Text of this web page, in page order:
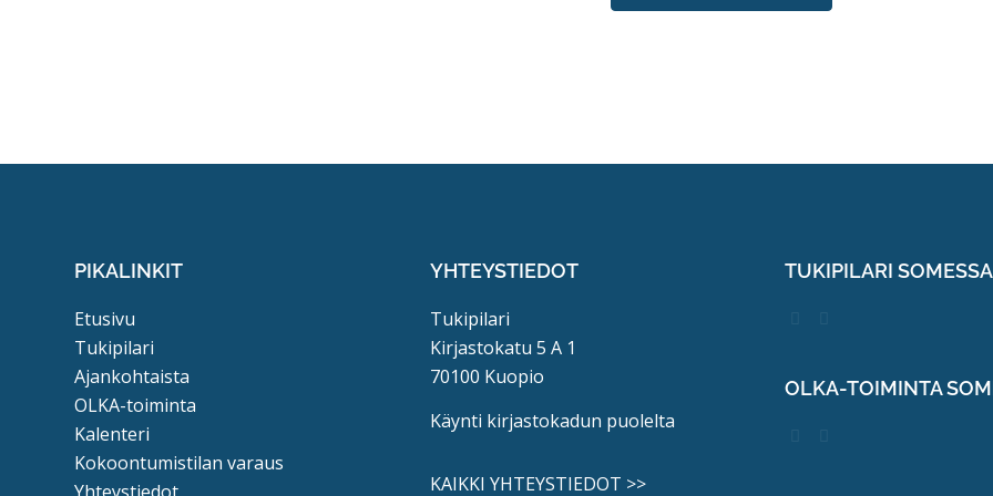
PIKALINKIT
Etusivu
Tukipilari
Ajankohtaista
OLKA-toiminta
Kalenteri
Kokoontumistilan varaus
YHTEYSTIEDOT
Tukipilari
Kirjastokatu 5 A 1
70100 Kuopio
Käynti kirjastokadun puolelta
KAIKKI YHTEYSTIEDOT >>
TUKIPILARI SOMESSA
OLKA-TOIMINTA